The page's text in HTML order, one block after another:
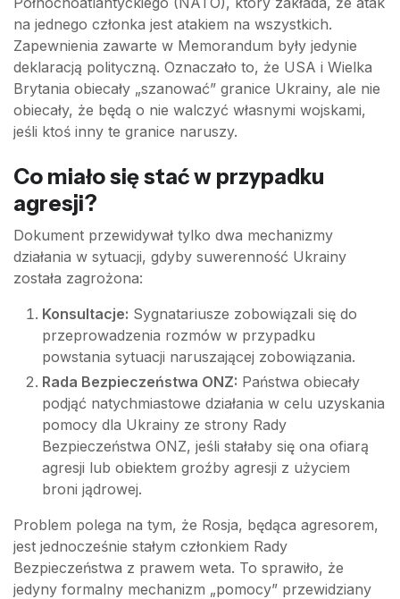
na jednego członka jest atakiem na wszystkich.
Zapewnienia zawarte w Memorandum były jedynie
deklaracją polityczną. Oznaczało to, że USA i Wielka
Brytania obiecały „szanować” granice Ukrainy, ale nie
obiecały, że będą o nie walczyć własnymi wojskami,
jeśli ktoś inny te granice naruszy.
Co miało się stać w przypadku
agresji?
Dokument przewidywał tylko dwa mechanizmy
działania w sytuacji, gdyby suwerenność Ukrainy
została zagrożona:
Konsultacje: Sygnatariusze zobowiązali się do
przeprowadzenia rozmów w przypadku
powstania sytuacji naruszającej zobowiązania.
Rada Bezpieczeństwa ONZ: Państwa obiecały
podjąć natychmiastowe działania w celu uzyskania
pomocy dla Ukrainy ze strony Rady
Bezpieczeństwa ONZ, jeśli stałaby się ona ofiarą
agresji lub obiektem groźby agresji z użyciem
broni jądrowej.
Problem polega na tym, że Rosja, będąca agresorem,
jest jednocześnie stałym członkiem Rady
Bezpieczeństwa z prawem weta. To sprawiło, że
jedyny formalny mechanizm „pomocy” przewidziany